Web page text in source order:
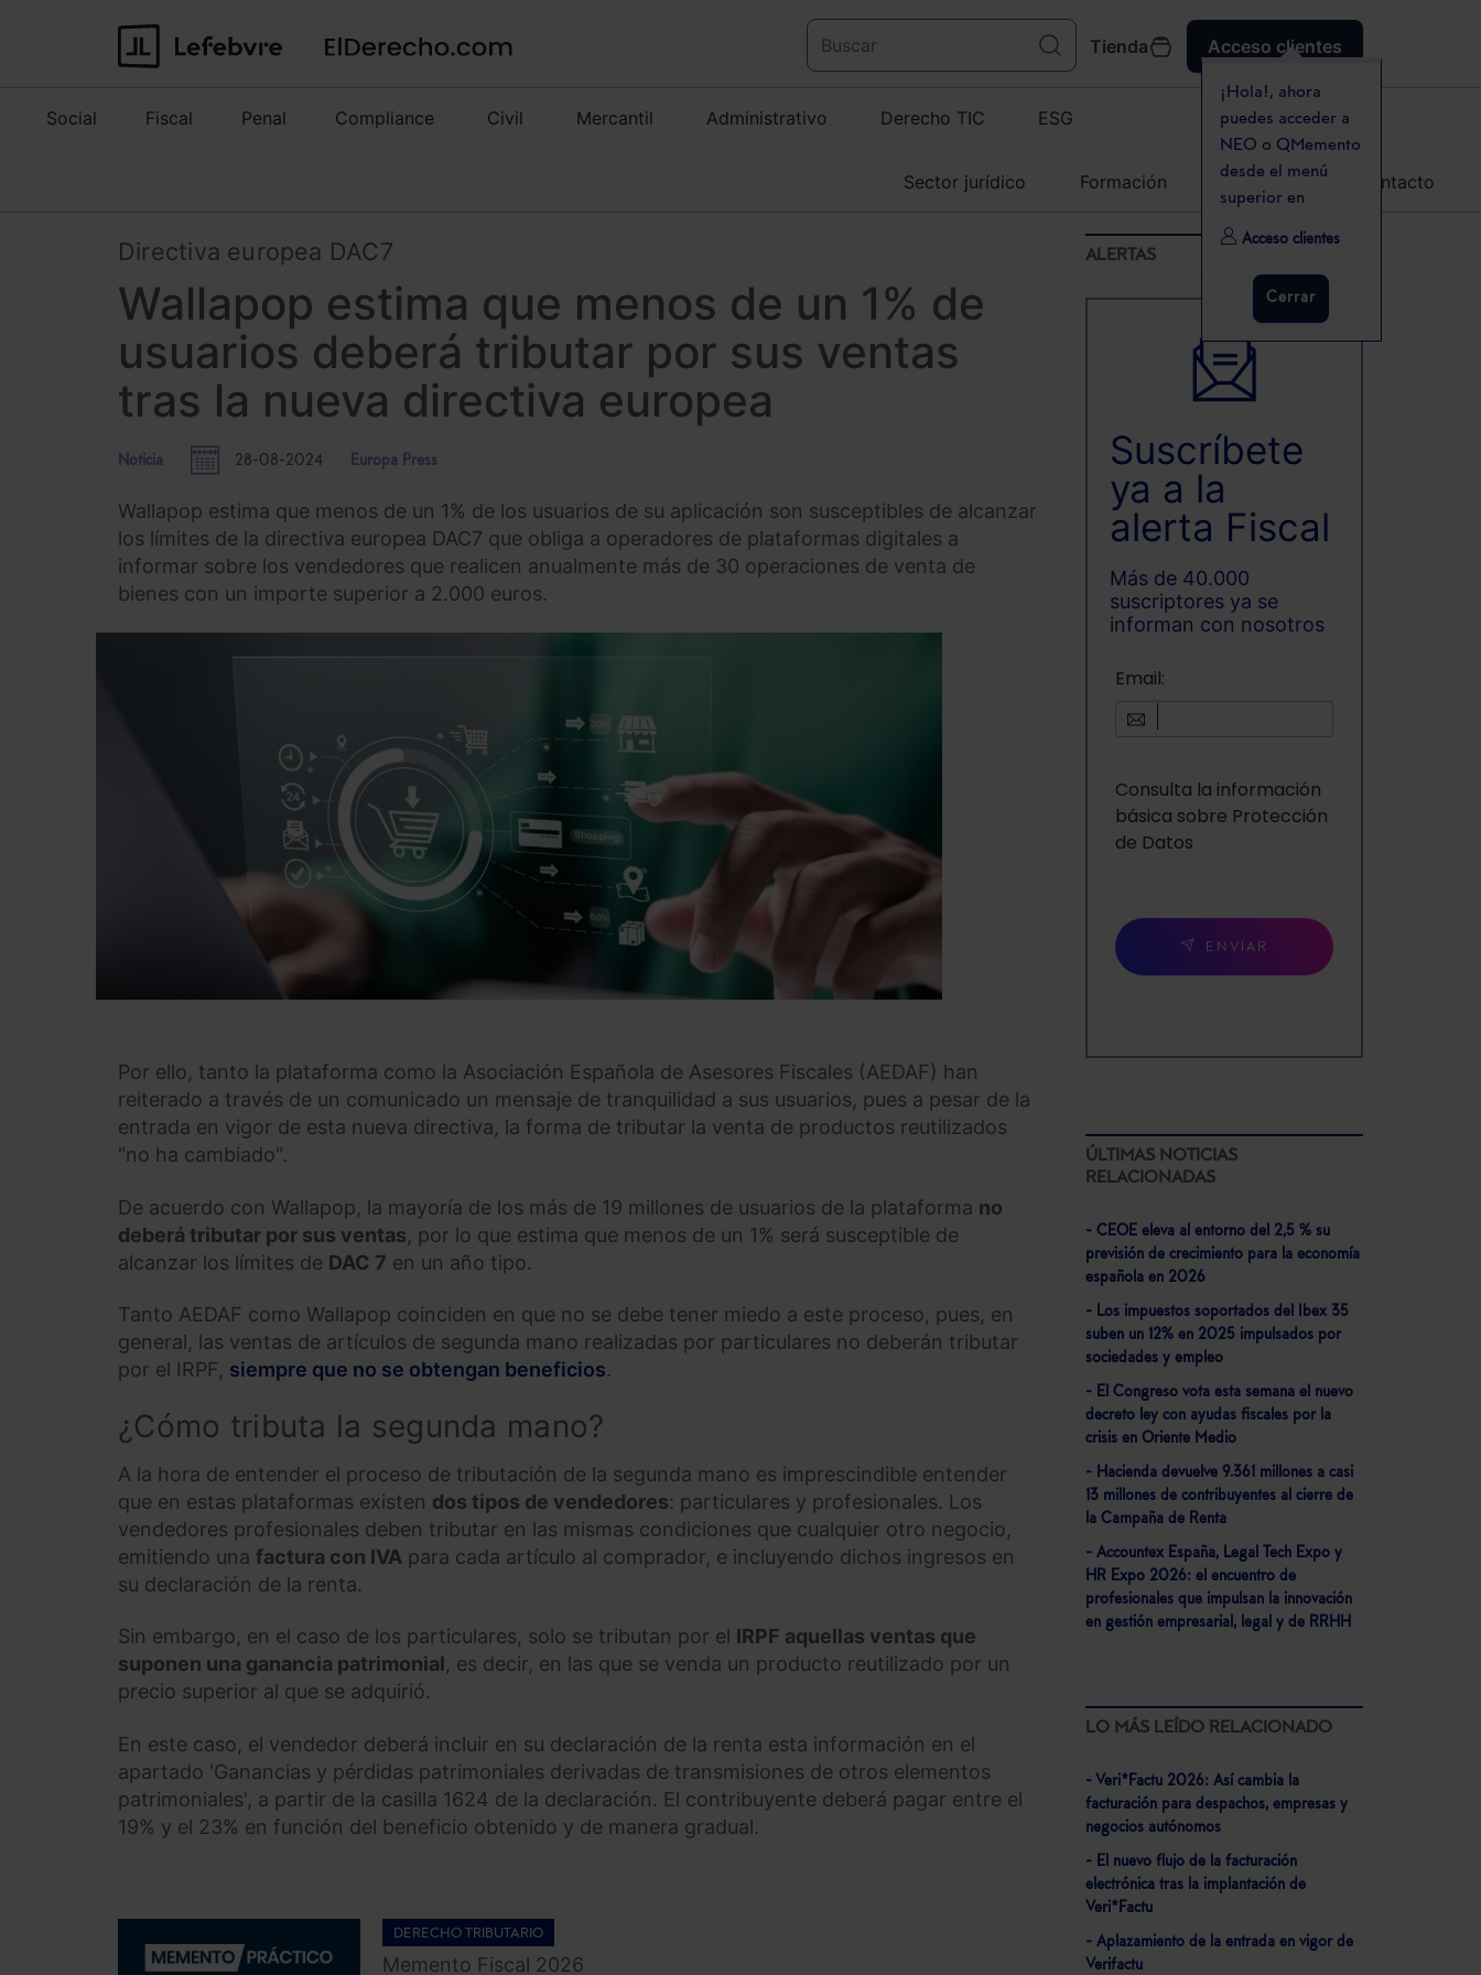
Tienda Acceso clientes
¡Hola!, ahora
puedes acceder a
NEO o QMemento
desde el menú
superior en
Acceso clientes
Cerrar
Social Fiscal Penal Compliance Civil Mercantil Administrativo Derecho TIC ESG
Sector jurídico Formación Agenda Contacto
Directiva europea DAC7
Wallapop estima que menos de un 1% de
usuarios deberá tributar por sus ventas
tras la nueva directiva europea
Noticia 28-08-2024 Europa Press
Wallapop estima que menos de un 1% de los usuarios de su aplicación son susceptibles de alcanzar
los límites de la directiva europea DAC7 que obliga a operadores de plataformas digitales a
informar sobre los vendedores que realicen anualmente más de 30 operaciones de venta de
bienes con un importe superior a 2.000 euros.
Por ello, tanto la plataforma como la Asociación Española de Asesores Fiscales (AEDAF) han
reiterado a través de un comunicado un mensaje de tranquilidad a sus usuarios, pues a pesar de la
entrada en vigor de esta nueva directiva, la forma de tributar la venta de productos reutilizados
"no ha cambiado".
De acuerdo con Wallapop, la mayoría de los más de 19 millones de usuarios de la plataforma no
deberá tributar por sus ventas, por lo que estima que menos de un 1% será susceptible de
alcanzar los límites de DAC 7 en un año tipo.
Tanto AEDAF como Wallapop coinciden en que no se debe tener miedo a este proceso, pues, en
general, las ventas de artículos de segunda mano realizadas por particulares no deberán tributar
por el IRPF, siempre que no se obtengan beneficios.
¿Cómo tributa la segunda mano?
A la hora de entender el proceso de tributación de la segunda mano es imprescindible entender
que en estas plataformas existen dos tipos de vendedores: particulares y profesionales. Los
vendedores profesionales deben tributar en las mismas condiciones que cualquier otro negocio,
emitiendo una factura con IVA para cada artículo al comprador, e incluyendo dichos ingresos en
su declaración de la renta.
Sin embargo, en el caso de los particulares, solo se tributan por el IRPF aquellas ventas que
suponen una ganancia patrimonial, es decir, en las que se venda un producto reutilizado por un
precio superior al que se adquirió.
En este caso, el vendedor deberá incluir en su declaración de la renta esta información en el
apartado 'Ganancias y pérdidas patrimoniales derivadas de transmisiones de otros elementos
patrimoniales', a partir de la casilla 1624 de la declaración. El contribuyente deberá pagar entre el
19% y el 23% en función del beneficio obtenido y de manera gradual.
DERECHO TRIBUTARIO
Memento Fiscal 2026
ALERTAS
Suscríbete
ya a la
alerta Fiscal
Más de 40.000
suscriptores ya se
informan con nosotros
Email:
Consulta la información
básica sobre Protección
de Datos
ENVIAR
ÚLTIMAS NOTICIAS
RELACIONADAS
- CEOE eleva al entorno del 2,5 % su
previsión de crecimiento para la economía
española en 2026
- Los impuestos soportados del Ibex 35
suben un 12% en 2025 impulsados por
sociedades y empleo
- El Congreso vota esta semana el nuevo
decreto ley con ayudas fiscales por la
crisis en Oriente Medio
- Hacienda devuelve 9.361 millones a casi
13 millones de contribuyentes al cierre de
la Campaña de Renta
- Accountex España, Legal Tech Expo y
HR Expo 2026: el encuentro de
profesionales que impulsan la innovación
en gestión empresarial, legal y de RRHH
LO MÁS LEÍDO RELACIONADO
- Veri*Factu 2026: Así cambia la
facturación para despachos, empresas y
negocios autónomos
- El nuevo flujo de la facturación
electrónica tras la implantación de
Veri*Factu
- Aplazamiento de la entrada en vigor de
Verifactu